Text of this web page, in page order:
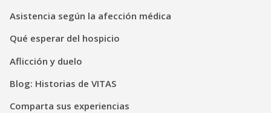
Asistencia según la afección médica
Qué esperar del hospicio
Aflicción y duelo
Blog: Historias de VITAS
Comparta sus experiencias